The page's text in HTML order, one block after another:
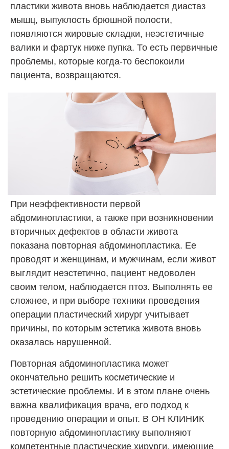
пластики живота вновь наблюдается диастаз
мышц, выпуклость брюшной полости,
появляются жировые складки, неэстетичные
валики и фартук ниже пупка. То есть первичные
проблемы, которые когда-то беспокоили
пациента, возвращаются.
При неэффективности первой
абдоминопластики, а также при возникновении
вторичных дефектов в области живота
показана повторная абдоминопластика. Ее
проводят и женщинам, и мужчинам, если живот
выглядит неэстетично, пациент недоволен
своим телом, наблюдается птоз. Выполнять ее
сложнее, и при выборе техники проведения
операции пластический хирург учитывает
причины, по которым эстетика живота вновь
оказалась нарушенной.
Повторная абдоминопластика может
окончательно решить косметические и
эстетические проблемы. И в этом плане очень
важна квалификация врача, его подход к
проведению операции и опыт. В ОН КЛИНИК
повторную абдоминопластику выполняют
компетентные пластические хирурги, имеющие